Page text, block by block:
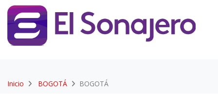
Inicio BOGOTÁ BOGOTÁ